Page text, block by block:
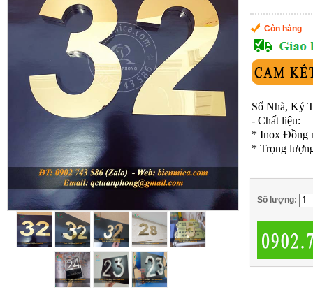
Còn hàng
Số Nhà, Ký
- Chất liệu:
* Inox Đồng
* Trọng
Số lượng: